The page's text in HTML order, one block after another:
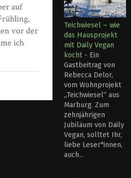
auf
vor der
ich
Teichwiesel – wie
das Hausprojekt
mit Daily Vegan
kocht - Ein
Gastbeitrag von
Rebecca Delor,
vom Wohnprojekt
„Teichwiesel“ aus
Marburg. Zum
zehnjährigen
Jubiläum von Daily
Vegan, solltet Ihr,
liebe Leser*innen,
auch...